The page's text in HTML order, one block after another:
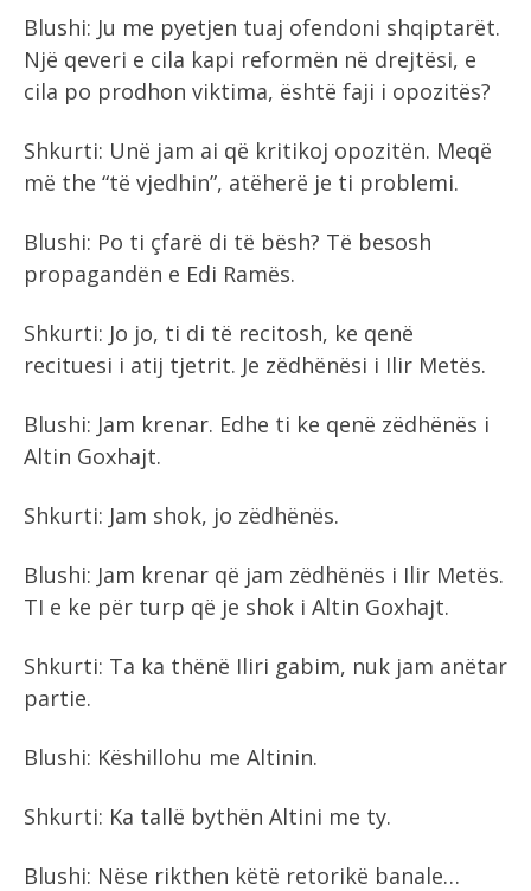
Blushi: Ju me pyetjen tuaj ofendoni shqiptarët.
Një qeveri e cila kapi reformën në drejtësi, e
cila po prodhon viktima, është faji i opozitës?
Shkurti: Unë jam ai që kritikoj opozitën. Meqë
më the “të vjedhin”, atëherë je ti problemi.
Blushi: Po ti çfarë di të bësh? Të besosh
propagandën e Edi Ramës.
Shkurti: Jo jo, ti di të recitosh, ke qenë
recituesi i atij tjetrit. Je zëdhënësi i Ilir Metës.
Blushi: Jam krenar. Edhe ti ke qenë zëdhënës i
Altin Goxhajt.
Shkurti: Jam shok, jo zëdhënës.
Blushi: Jam krenar që jam zëdhënës i Ilir Metës.
TI e ke për turp që je shok i Altin Goxhajt.
Shkurti: Ta ka thënë Iliri gabim, nuk jam anëtar
partie.
Blushi: Këshillohu me Altinin.
Shkurti: Ka tallë bythën Altini me ty.
Blushi: Nëse rikthen këtë retorikë banale…